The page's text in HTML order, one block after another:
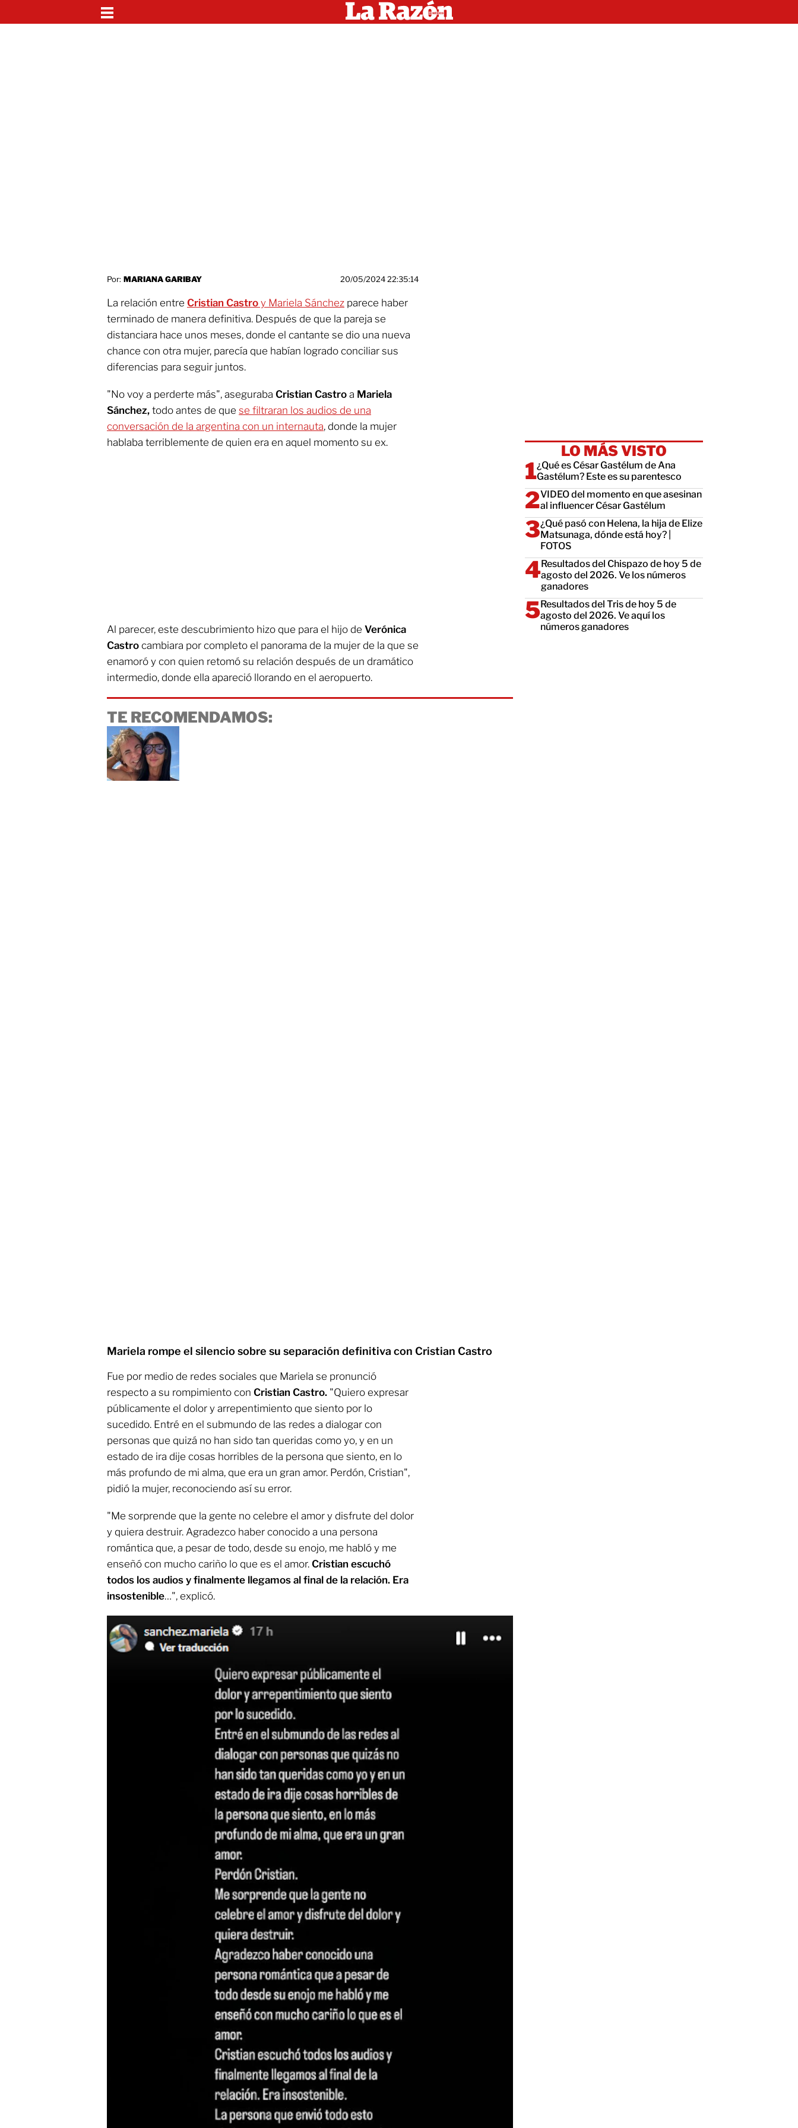
Por: MARIANA GARIBAY 20/05/2024 22:35:14
La relación entre Cristian Castro y Mariela Sánchez parece haber
terminado de manera definitiva. Después de que la pareja se
distanciara hace unos meses, donde el cantante se dio una nueva
chance con otra mujer, parecía que habían logrado conciliar sus
diferencias para seguir juntos.
"No voy a perderte más", aseguraba Cristian Castro a Mariela
Sánchez, todo antes de que se filtraran los audios de una
conversación de la argentina con un internauta, donde la mujer
hablaba terriblemente de quien era en aquel momento su ex.
Al parecer, este descubrimiento hizo que para el hijo de Verónica
Castro cambiara por completo el panorama de la mujer de la que se
enamoró y con quien retomó su relación después de un dramático
intermedio, donde ella apareció llorando en el aeropuerto.
TE RECOMENDAMOS:
Mariela rompe el silencio sobre su separación definitiva con Cristian Castro
Fue por medio de redes sociales que Mariela se pronunció
respecto a su rompimiento con Cristian Castro. "Quiero expresar
públicamente el dolor y arrepentimiento que siento por lo
sucedido. Entré en el submundo de las redes a dialogar con
personas que quizá no han sido tan queridas como yo, y en un
estado de ira dije cosas horribles de la persona que siento, en lo
más profundo de mi alma, que era un gran amor. Perdón, Cristian",
pidió la mujer, reconociendo así su error.
"Me sorprende que la gente no celebre el amor y disfrute del dolor
y quiera destruir. Agradezco haber conocido a una persona
romántica que, a pesar de todo, desde su enojo, me habló y me
enseñó con mucho cariño lo que es el amor. Cristian escuchó
todos los audios y finalmente llegamos al final de la relación. Era
insostenible…", explicó.
LO MÁS VISTO
¿Qué es César Gastélum de Ana
Gastélum? Este es su parentesco
VIDEO del momento en que asesinan
al influencer César Gastélum
¿Qué pasó con Helena, la hija de Elize
Matsunaga, dónde está hoy? |
FOTOS
Resultados del Chispazo de hoy 5 de
agosto del 2026. Ve los números
ganadores
Resultados del Tris de hoy 5 de
agosto del 2026. Ve aquí los
números ganadores